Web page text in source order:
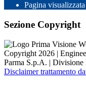
Pagina visualizzata
Sezione Copyright
Copyright 2026 |
Parma S.p.A. |
Disclaimer trattamento